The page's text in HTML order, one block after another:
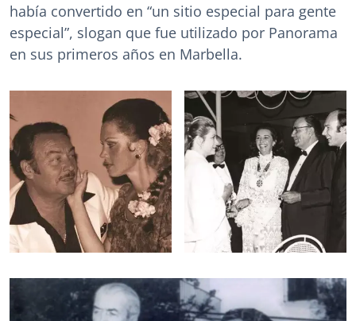
había convertido en “un sitio especial para gente
especial”, slogan que fue utilizado por Panorama
en sus primeros años en Marbella.